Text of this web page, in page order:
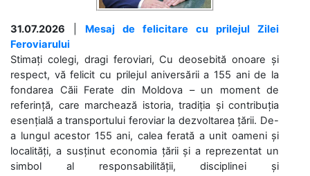
31.07.2026
Mesaj de felicitare cu prilejul Zilei
Feroviarului
Stimați colegi, dragi feroviari, Cu deosebită onoare și
respect, vă felicit cu prilejul aniversării a 155 ani de la
fondarea Căii Ferate din Moldova – un moment de
referință, care marchează istoria, tradiția și contribuția
esențială a transportului feroviar la dezvoltarea țării. De-
a lungul acestor 155 ani, calea ferată a unit oameni și
localități, a susținut economia țării și a reprezentat un
simbol al responsabilității, disciplinei și